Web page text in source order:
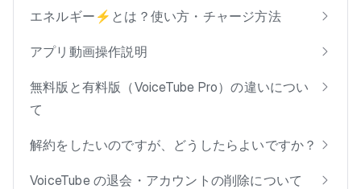
エネルギー⚡️とは？使い方・チャージ方法
アプリ動画操作説明
無料版と有料版（VoiceTube Pro）の違いについ
て
解約をしたいのですが、どうしたらよいですか？
VoiceTube の退会・アカウントの削除について